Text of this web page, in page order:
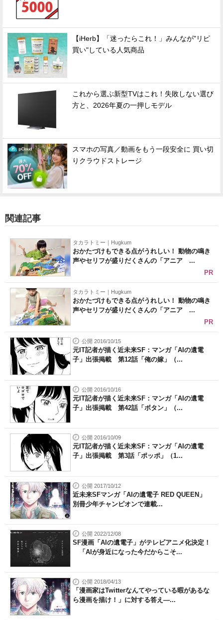
【iHerb】「迷ったらこれ！」みんなが"リピ
買い"している人気商品
これから選ぶ新型TVはこれ！失敗しない選び
方と、2026年夏の一押しモデル
スマホの写真／動画をもう一段安全に 買い切
りクラウドストレージ
関連記事
タカラトミー｜Hugkum
おかたづけもできる点がうれしい！ 動物の鳴き
声やセリフが盛りだくさんの「アニア ...
PR
タカラトミー｜Hugkum
おかたづけもできる点がうれしい！ 動物の鳴き
声やセリフが盛りだくさんの「アニア ...
PR
公開 2016/10/15
元IT記者が描く近未来SF：マンガ「AIの遺電
子」出張掲載 第12話「俺の嫁」（...
公開 2016/10/16
元IT記者が描く近未来SF：マンガ「AIの遺電
子」出張掲載 第42話「ボタン」（...
公開 2016/10/09
元IT記者が描く近未来SF：マンガ「AIの遺電
子」出張掲載 第3話「ポッポ」（1...
公開 2017/10/12
近未来SFマンガ「AIの遺電子 RED QUEEN」
別冊少年チャンピオンで連載...
公開 2022/12/08
SF漫画「AIの遺電子」がテレビアニメ化決定！
「AIが身近になった今だからこそ...
公開 2018/04/13
「漫画家はTwitterなんてやっている暇があるな
ら漫画を描け！」に対する答え―...